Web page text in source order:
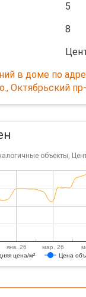
5
8
в доме по
Октябрьский
объекты,
цена/м² Цена
янв. 26 мар. 26